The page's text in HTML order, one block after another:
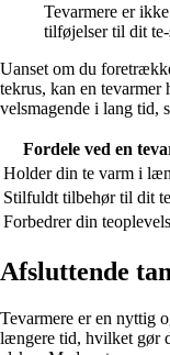
Tevarmere er
tilføjelser til dit
Uanset om du
tekrus, kan en
velsmagende i lang tid,
Fordele ved en
Holder din te varm i
Stilfuldt tilbehør til dit
Forbedrer din
Afsluttende
Tevarmere er en nyttig
længere tid, hvilket gør